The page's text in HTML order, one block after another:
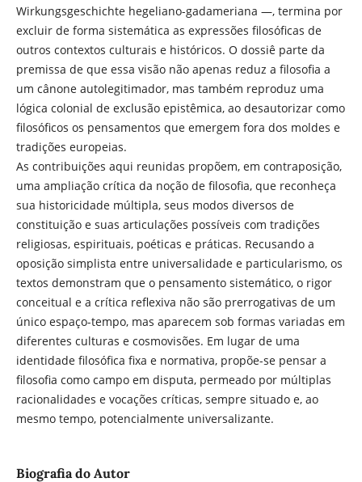
Wirkungsgeschichte hegeliano-gadameriana —, termina por
excluir de forma sistemática as expressões filosóficas de
outros contextos culturais e históricos. O dossiê parte da
premissa de que essa visão não apenas reduz a filosofia a
um cânone autolegitimador, mas também reproduz uma
lógica colonial de exclusão epistêmica, ao desautorizar como
filosóficos os pensamentos que emergem fora dos moldes e
tradições europeias.
As contribuições aqui reunidas propõem, em contraposição,
uma ampliação crítica da noção de filosofia, que reconheça
sua historicidade múltipla, seus modos diversos de
constituição e suas articulações possíveis com tradições
religiosas, espirituais, poéticas e práticas. Recusando a
oposição simplista entre universalidade e particularismo, os
textos demonstram que o pensamento sistemático, o rigor
conceitual e a crítica reflexiva não são prerrogativas de um
único espaço-tempo, mas aparecem sob formas variadas em
diferentes culturas e cosmovisões. Em lugar de uma
identidade filosófica fixa e normativa, propõe-se pensar a
filosofia como campo em disputa, permeado por múltiplas
racionalidades e vocações críticas, sempre situado e, ao
mesmo tempo, potencialmente universalizante.
Biografia do Autor